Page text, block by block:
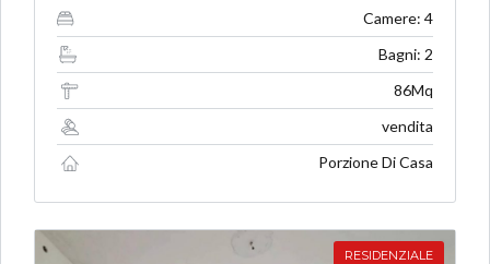
Camere: 4
Bagni: 2
86Mq
vendita
Porzione Di Casa
RESIDENZIALE